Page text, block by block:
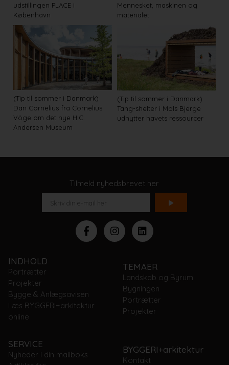
udstillingen PLACE i
København
Mennesket, maskinen og
materialet
(Tip til sommer i Danmark)
Dan Cornelius fra Cornelius
Vöge om det nye H.C.
Andersen Museum
(Tip til sommer i Danmark)
Tang-shelter i Mols Bjerge
udnytter havets ressourcer
Tilmeld nyhedsbrevet her
INDHOLD
Portrætter
Projekter
Bygge & Anlægsavisen
Læs BYGGERI+arkitektur
online
TEMAER
Landskab og Byrum
Bygningen
Portrætter
Projekter
SERVICE
Nyheder i din mailboks
BYGGERI+arkitektur
Kontakt